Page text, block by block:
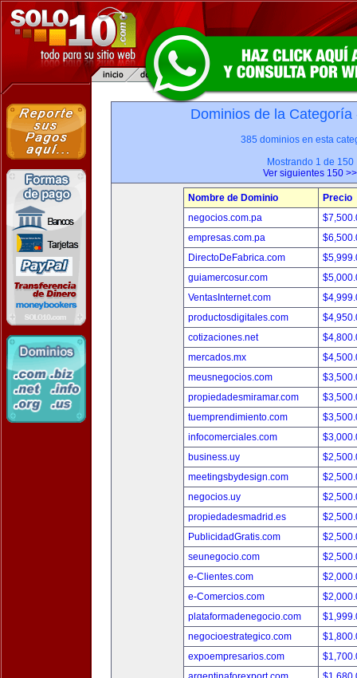
Dominios de la
385 dominios en esta
Mostrando 1 de 150
Ver siguientes 150 >>
Nombre de Dominio
Precio
negocios.com.pa
empresas.com.pa
DirectoDeFabrica.com
guiamercosur.com
VentasInternet.com
productosdigitales.com
cotizaciones.net
mercados.mx
meusnegocios.com
propiedadesmiramar.com
tuemprendimiento.com
infocomerciales.com
business.uy
meetingsbydesign.com
negocios.uy
propiedadesmadrid.es
PublicidadGratis.com
seunegocio.com
e-Clientes.com
e-Comercios.com
plataformadenegocio.com
negocioestrategico.com
expoempresarios.com